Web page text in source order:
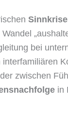
Wandel
bei
zwischen
in